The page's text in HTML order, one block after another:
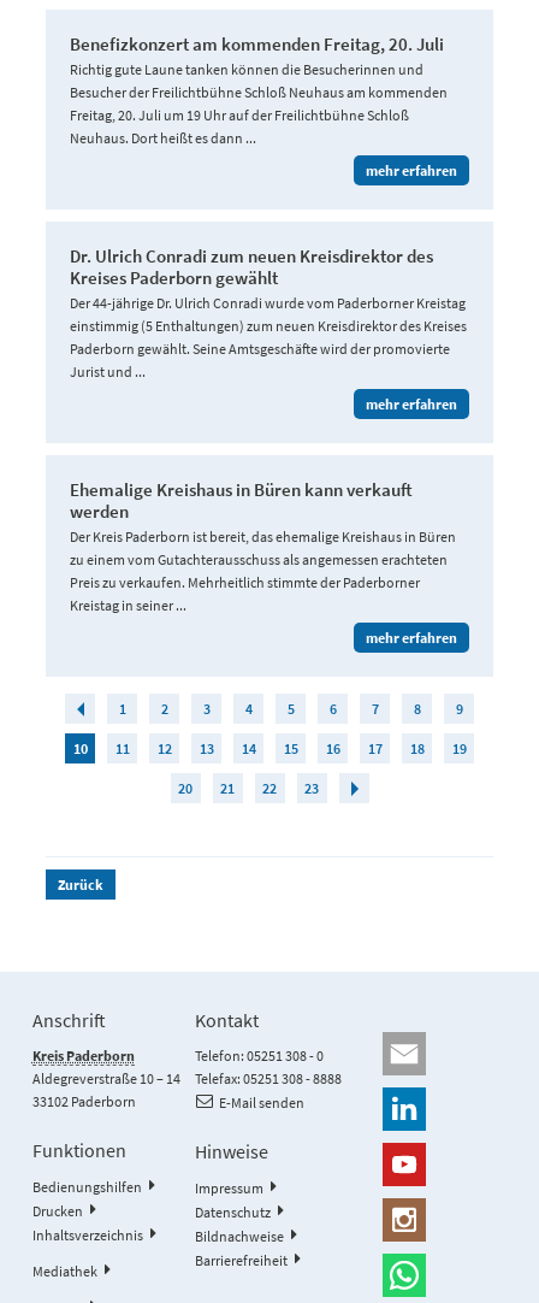
Benefizkonzert am kommenden Freitag, 20. Juli
Richtig gute Laune tanken können die Besucherinnen und
Besucher der Freilichtbühne Schloß Neuhaus am kommenden
Freitag, 20. Juli um 19 Uhr auf der Freilichtbühne Schloß
Neuhaus. Dort heißt es dann ...
mehr erfahren
Dr. Ulrich Conradi zum neuen Kreisdirektor des
Kreises Paderborn gewählt
Der 44-jährige Dr. Ulrich Conradi wurde vom Paderborner Kreistag
einstimmig (5 Enthaltungen) zum neuen Kreisdirektor des Kreises
Paderborn gewählt. Seine Amtsgeschäfte wird der promovierte
Jurist und ...
mehr erfahren
Ehemalige Kreishaus in Büren kann verkauft
werden
Der Kreis Paderborn ist bereit, das ehemalige Kreishaus in Büren
zu einem vom Gutachterausschuss als angemessen erachteten
Preis zu verkaufen. Mehrheitlich stimmte der Paderborner
Kreistag in seiner ...
mehr erfahren
1 2 3 4 5 6 7 8 9
10 11 12 13 14 15 16 17 18 19
20 21 22 23
Zurück
Anschrift
Kreis Paderborn
Aldegreverstraße 10 – 14
33102 Paderborn
Kontakt
Telefon: 05251 308 - 0
Telefax: 05251 308 - 8888
E-Mail senden
Funktionen
Bedienungshilfen
Drucken
Inhaltsverzeichnis
Mediathek
Hinweise
Impressum
Datenschutz
Bildnachweise
Barrierefreiheit